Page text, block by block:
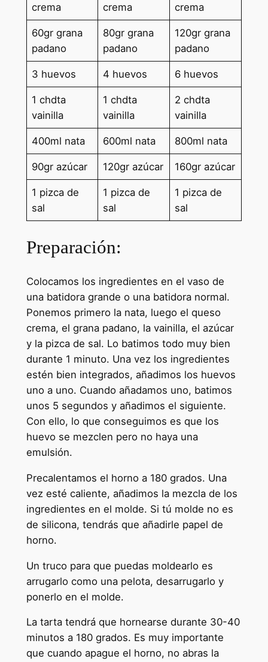
crema
crema
crema
60gr grana
padano
80gr grana
padano
120gr grana
padano
3 huevos 4 huevos 6 huevos
1 chdta
vainilla
1 chdta
vainilla
2 chdta
vainilla
400ml nata 600ml nata 800ml nata
90gr azúcar 120gr azúcar 160gr azúcar
1 pizca de
sal
1 pizca de
sal
1 pizca de
sal
Preparación:
Colocamos los ingredientes en el vaso de
una batidora grande o una batidora normal.
Ponemos primero la nata, luego el queso
crema, el grana padano, la vainilla, el azúcar
y la pizca de sal. Lo batimos todo muy bien
durante 1 minuto. Una vez los ingredientes
estén bien integrados, añadimos los huevos
uno a uno. Cuando añadamos uno, batimos
unos 5 segundos y añadimos el siguiente.
Con ello, lo que conseguimos es que los
huevo se mezclen pero no haya una
emulsión.
Precalentamos el horno a 180 grados. Una
vez esté caliente, añadimos la mezcla de los
ingredientes en el molde. Si tú molde no es
de silicona, tendrás que añadirle papel de
horno.
Un truco para que puedas moldearlo es
arrugarlo como una pelota, desarrugarlo y
ponerlo en el molde.
La tarta tendrá que hornearse durante 30-40
minutos a 180 grados. Es muy importante
que cuando apague el horno, no abras la